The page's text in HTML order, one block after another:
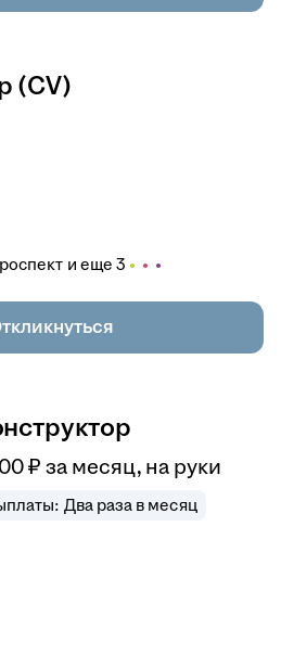
(CV)
и еще 3
₽ за месяц, на руки
Два раза в месяц